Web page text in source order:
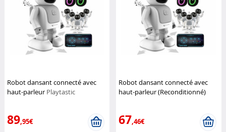
Robot dansant connecté avec
haut-parleur Playtastic
89,95€
Robot dansant connecté avec
haut-parleur (Reconditionné)
67,46€